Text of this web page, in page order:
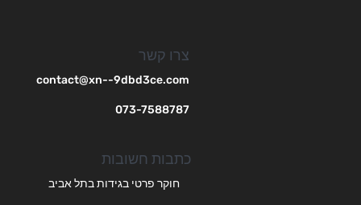
צרו קשר
contact@xn--9dbd3ce.com
073-7588787
כתבות חשובות
חוקר פרטי בגידות בתל אביב